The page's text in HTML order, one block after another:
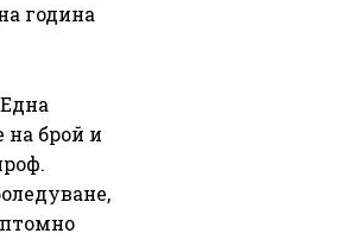
година
на брой и